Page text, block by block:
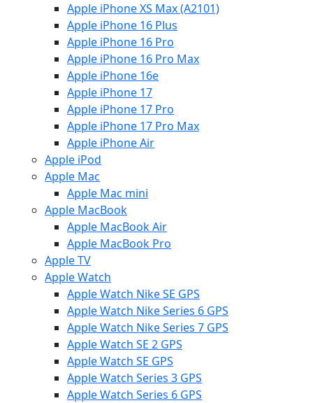
Apple iPhone XS Max (A2101)
Apple iPhone 16 Plus
Apple iPhone 16 Pro
Apple iPhone 16 Pro Max
Apple iPhone 16e
Apple iPhone 17
Apple iPhone 17 Pro
Apple iPhone 17 Pro Max
Apple iPhone Air
Apple iPod
Apple Mac
Apple Mac mini
Apple MacBook
Apple MacBook Air
Apple MacBook Pro
Apple TV
Apple Watch
Apple Watch Nike SE GPS
Apple Watch Nike Series 6 GPS
Apple Watch Nike Series 7 GPS
Apple Watch SE 2 GPS
Apple Watch SE GPS
Apple Watch Series 3 GPS
Apple Watch Series 6 GPS